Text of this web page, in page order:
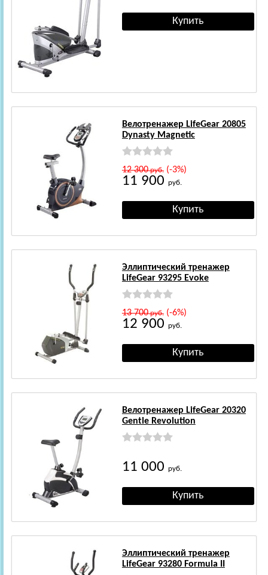
Велотренажер LifeGear 20805
Dynasty Magnetic
12 300руб.(-3%)
11 900 руб.
Эллиптический тренажер
LifeGear 93295 Evoke
13 700руб.(-6%)
12 900 руб.
Велотренажер LifeGear 20320
Gentle Revolution
11 000 руб.
Эллиптический тренажер
LifeGear 93280 Formula II